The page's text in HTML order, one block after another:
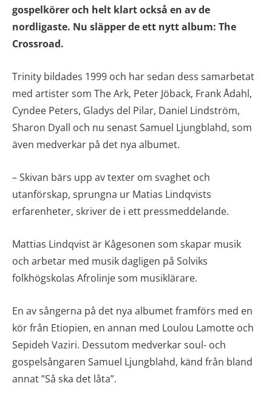
gospelkörer och helt klart också en av de
nordligaste. Nu släpper de ett nytt album: The
Crossroad.
Trinity bildades 1999 och har sedan dess samarbetat
med artister som The Ark, Peter Jöback, Frank Ådahl,
Cyndee Peters, Gladys del Pilar, Daniel Lindström,
Sharon Dyall och nu senast Samuel Ljungblahd, som
även medverkar på det nya albumet.
– Skivan bärs upp av texter om svaghet och
utanförskap, sprungna ur Matias Lindqvists
erfarenheter, skriver de i ett pressmeddelande.
Mattias Lindqvist är Kågesonen som skapar musik
och arbetar med musik dagligen på Solviks
folkhögskolas Afrolinje som musiklärare.
En av sångerna på det nya albumet framförs med en
kör från Etiopien, en annan med Loulou Lamotte och
Sepideh Vaziri. Dessutom medverkar soul- och
gospelsångaren Samuel Ljungblahd, känd från bland
annat ”Så ska det låta”.